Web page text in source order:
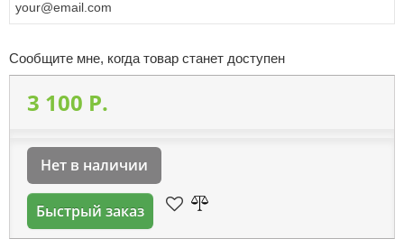
Сообщите мне, когда товар станет доступен
3 100 P.
Нет в наличии
Быстрый заказ